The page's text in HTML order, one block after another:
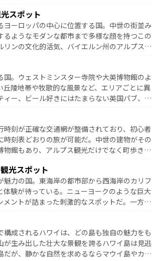
発祥地であるランス、プロヴァンスの香り高
さらに、パリ以外の地域にも魅力が溢れてお
る。パリ以外の個性あふれる地方に足を運ぶ
とそれぞれで全く異なる文化を体験できるだろう。 なお、新着のフランス情報はコンテンツ
スポット
ーロッパの中心に位置する国。中世の街並み
ようなモダンな都市まで多様な顔を持つこの
ンの文化的活気、バイエルン州のアルプスの
体験してほしい。 なお、新着のド
。ウェストミンスター寺院や大英博物館のよ
陵地帯や牧歌的な風景など、エリアごとに異
ー、ビール好きにはたまらない英国パブ、サ
刻が正確な交通網が整備されており、初心者
刻表どおりの旅が可能だ。中世の建物がその
館もあり、アルプス観光だけでなく町歩きも
を楽しむこともできる。 なお、新着
い。
光スポット
力の国。東海岸の都市部から西海岸のカリフ
験が待っている。ニューヨークのような巨大
ントが詰まった刺激的なスポットだ。一方、
ンズでは、音楽と美食が融合した独特の文化
を楽しみながら、その多様性と豊かな歴史を
プや列車の旅も、アメリカならではの贅沢な
コンテンツ一覧を参照してほしい。
成されるハワイは、どの島も独自の魅力をも
生み出した壮大な景観を誇るハワイ島は見逃
が、静かな自然を求めるならマウイ島やカウ